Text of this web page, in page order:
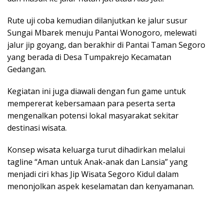
Rute uji coba kemudian dilanjutkan ke jalur susur
Sungai Mbarek menuju Pantai Wonogoro, melewati
jalur jip goyang, dan berakhir di Pantai Taman Segoro
yang berada di Desa Tumpakrejo Kecamatan
Gedangan.
Kegiatan ini juga diawali dengan fun game untuk
mempererat kebersamaan para peserta serta
mengenalkan potensi lokal masyarakat sekitar
destinasi wisata.
Konsep wisata keluarga turut dihadirkan melalui
tagline “Aman untuk Anak-anak dan Lansia” yang
menjadi ciri khas Jip Wisata Segoro Kidul dalam
menonjolkan aspek keselamatan dan kenyamanan.